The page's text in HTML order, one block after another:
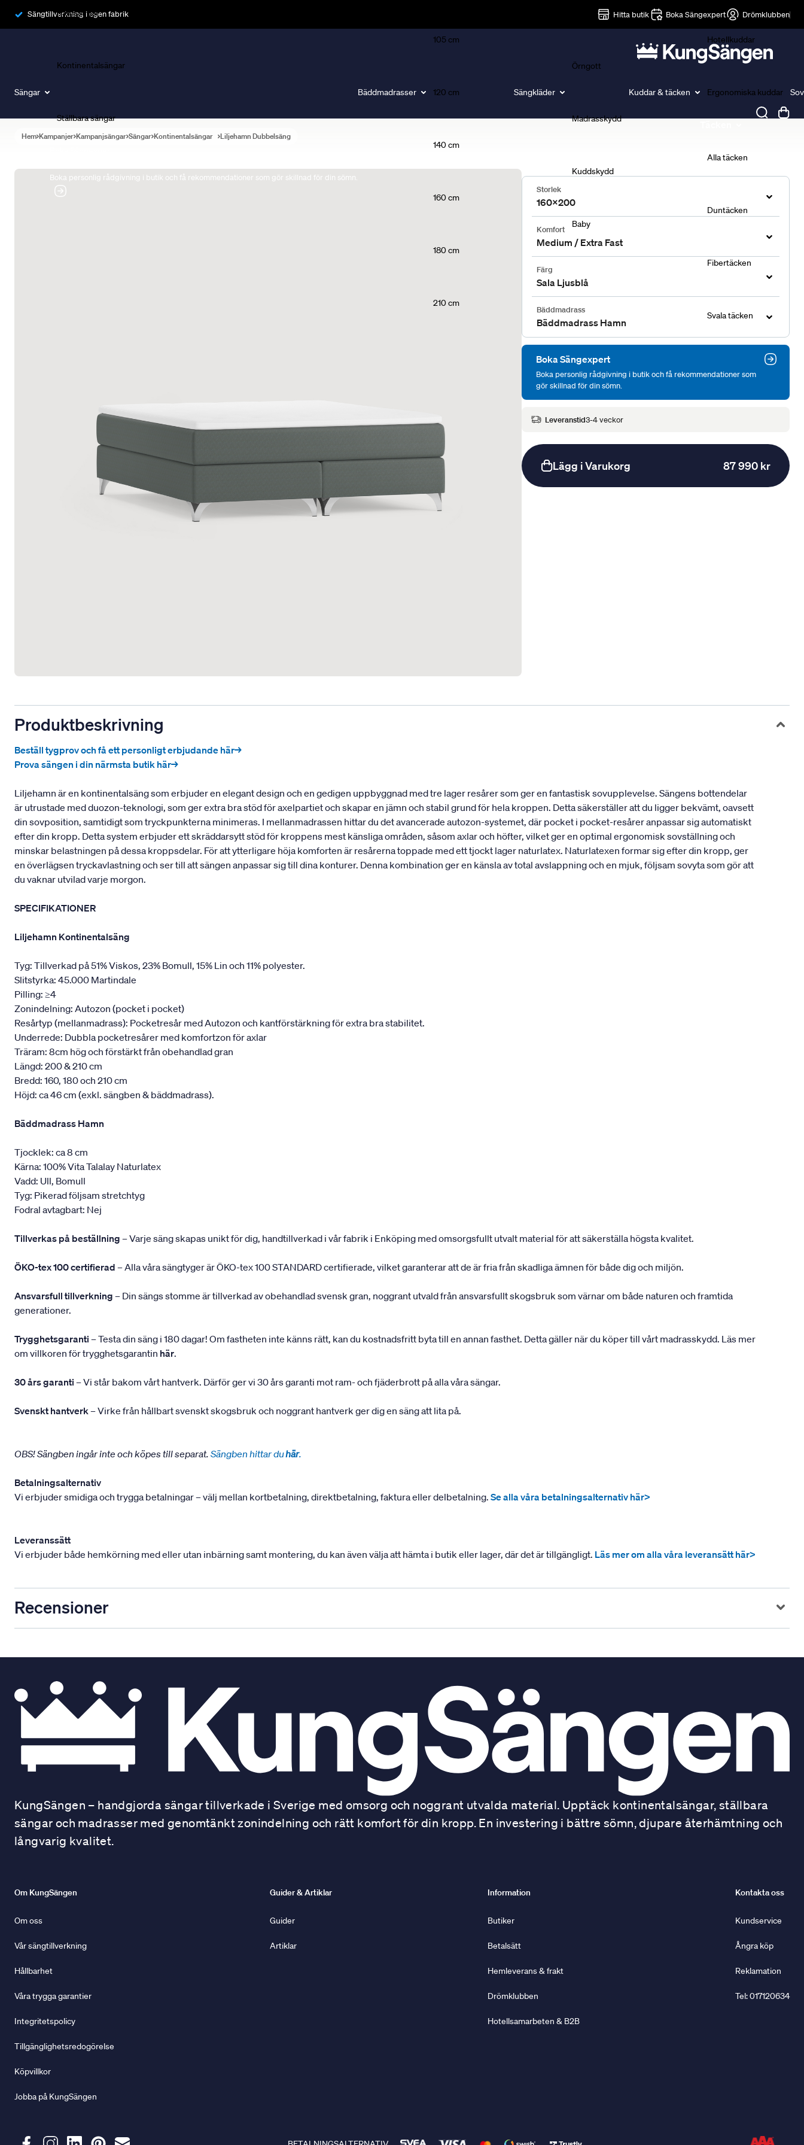
Sängtillverkning i egen fabrik Hitta butik Boka Sängexpert Drömklubben
Sängar
Ramsängar
Kontinentalsängar
Ställbara sängar
Boka personlig rådgivning i butik och få rekommendationer som gör skillnad för din sömn.
Bäddmadrasser
105 cm
120 cm
140 cm
160 cm
180 cm
210 cm
Sängkläder
Örngott
Madrasskydd
Kuddskydd
Baby
Kuddar & täcken
Hotellkuddar
Ergonomiska kuddar
Alla täcken
Duntäcken
Fibertäcken
Svala täcken
Hem Kampanjer Kampanjsängar Sängar Kontinentalsängar Liljehamn Dubbelsäng
Storlek
160x200
Komfort
Medium / Extra Fast
Färg
Sala Ljusblå
Bäddmadrass
Bäddmadrass Hamn
Boka Sängexpert
Boka personlig rådgivning i butik och få rekommendationer som
gör skillnad för din sömn.
Leveranstid3-4 veckor
Lägg i Varukorg 87 990 kr
Produktbeskrivning
Beställ tygprov och få ett personligt erbjudande här→
Prova sängen i din närmsta butik här→
Liljehamn är en kontinentalsäng som erbjuder en elegant design och en gedigen uppbyggnad med tre lager resårer som ger en fantastisk sovupplevelse. Sängens bottendelar
är utrustade med duozon-teknologi, som ger extra bra stöd för axelpartiet och skapar en jämn och stabil grund för hela kroppen. Detta säkerställer att du ligger bekvämt, oavsett
din sovposition, samtidigt som tryckpunkterna minimeras. I mellanmadrassen hittar du det avancerade autozon-systemet, där pocket i pocket-resårer anpassar sig automatiskt
efter din kropp. Detta system erbjuder ett skräddarsytt stöd för kroppens mest känsliga områden, såsom axlar och höfter, vilket ger en optimal ergonomisk sovställning och
minskar belastningen på dessa kroppsdelar. För att ytterligare höja komforten är resårerna toppade med ett tjockt lager naturlatex. Naturlatexen formar sig efter din kropp, ger
en överlägsen tryckavlastning och ser till att sängen anpassar sig till dina konturer. Denna kombination ger en känsla av total avslappning och en mjuk, följsam sovyta som gör att
du vaknar utvilad varje morgon.
SPECIFIKATIONER
Liljehamn Kontinentalsäng
Tyg: Tillverkad på 51% Viskos, 23% Bomull, 15% Lin och 11% polyester.
Slitstyrka: 45.000 Martindale
Pilling: ≥4
Zonindelning: Autozon (pocket i pocket)
Resårtyp (mellanmadrass): Pocketresår med Autozon och kantförstärkning för extra bra stabilitet.
Underrede: Dubbla pocketresårer med komfortzon för axlar
Träram: 8cm hög och förstärkt från obehandlad gran
Längd: 200 & 210 cm
Bredd: 160, 180 och 210 cm
Höjd: ca 46 cm (exkl. sängben & bäddmadrass).
Bäddmadrass Hamn
Tjocklek: ca 8 cm
Kärna: 100% Vita Talalay Naturlatex
Vadd: Ull, Bomull
Tyg: Pikerad följsam stretchtyg
Fodral avtagbart: Nej
Tillverkas på beställning – Varje säng skapas unikt för dig, handtillverkad i vår fabrik i Enköping med omsorgsfullt utvalt material för att säkerställa högsta kvalitet.
ÖKO-tex 100 certifierad – Alla våra sängtyger är ÖKO-tex 100 STANDARD certifierade, vilket garanterar att de är fria från skadliga ämnen för både dig och miljön.
Ansvarsfull tillverkning – Din sängs stomme är tillverkad av obehandlad svensk gran, noggrant utvald från ansvarsfullt skogsbruk som värnar om både naturen och framtida
generationer.
Trygghetsgaranti – Testa din säng i 180 dagar! Om fastheten inte känns rätt, kan du kostnadsfritt byta till en annan fasthet. Detta gäller när du köper till vårt madrasskydd. Läs mer
om villkoren för trygghetsgarantin här.
30 års garanti – Vi står bakom vårt hantverk. Därför ger vi 30 års garanti mot ram- och fjäderbrott på alla våra sängar.
Svenskt hantverk– Virke från hållbart svenskt skogsbruk och noggrant hantverk ger dig en säng att lita på.
OBS! Sängben ingår inte och köpes till separat. Sängben hittar duhär.
Betalningsalternativ
Vi erbjuder smidiga och trygga betalningar – välj mellan kortbetalning, direktbetalning, faktura eller delbetalning. Se alla våra betalningsalternativ här>
Leveranssätt
Vi erbjuder både hemkörning med eller utan inbärning samt montering, du kan även välja att hämta i butik eller lager, där det är tillgängligt. Läs mer om alla våra leveransätt här>
Recensioner
KungSängen – handgjorda sängar tillverkade i Sverige med omsorg och noggrant utvalda material. Upptäck kontinentalsängar, ställbara
sängar och madrasser med genomtänkt zonindelning och rätt komfort för din kropp. En investering i bättre sömn, djupare återhämtning och
långvarig kvalitet.
Om KungSängen
Om oss
Vår sängtillverkning
Hållbarhet
Våra trygga garantier
Integritetspolicy
Tillgänglighetsredogörelse
Köpvillkor
Jobba på KungSängen
Guider & Artiklar
Guider
Artiklar
Information
Butiker
Betalsätt
Hemleverans & frakt
Drömklubben
Hotellsamarbeten & B2B
Kontakta oss
Kundservice
Ångra köp
Reklamation
Tel: 017120634